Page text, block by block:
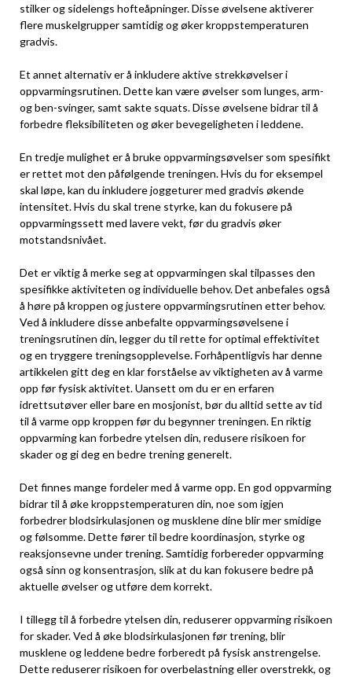
stilker og sidelengs hofteåpninger. Disse øvelsene aktiverer
flere muskelgrupper samtidig og øker kroppstemperaturen
gradvis.
Et annet alternativ er‌ å inkludere aktive strekkøvelser ⁤i
oppvarmingsrutinen. Dette kan være øvelser som lunges, arm-
og ben-svinger, samt sakte squats. ​Disse øvelsene bidrar til å
forbedre fleksibiliteten ‌og øker bevegeligheten i leddene.
En tredje ⁢mulighet er‌ å bruke oppvarmingsøvelser som spesifikt
er rettet mot den ⁣påfølgende treningen. Hvis ‌du for eksempel
skal løpe, kan du inkludere joggeturer med gradvis økende
intensitet. Hvis du skal trene styrke, kan ⁤du fokusere ⁤på
⁤oppvarmingssett med lavere vekt, før du gradvis øker
motstandsnivået.
Det er viktig å merke seg at​ oppvarmingen skal tilpasses den
spesifikke aktiviteten⁤ og individuelle behov. Det anbefales⁢ også
å ‍høre‍ på kroppen og justere ‌oppvarmingsrutinen etter behov.
Ved å inkludere disse anbefalte oppvarmingsøvelsene i
treningsrutinen din, legger du til rette for optimal effektivitet
og en tryggere treningsopplevelse. Forhåpentligvis har denne
artikkelen gitt deg en klar forståelse av viktigheten av å ‍varme
opp før fysisk aktivitet. Uansett om du er en erfaren
idrettsutøver ⁢eller bare​ en mosjonist, bør du alltid ⁣sette​ av tid
til å varme opp kroppen før du ‌begynner treningen.‍ En riktig
oppvarming⁢ kan forbedre ytelsen din, redusere risikoen for
skader og gi deg en bedre trening ‍generelt.
Det⁢ finnes mange fordeler med ‌å varme ​opp. En god‌ oppvarming
bidrar til⁢ å‍ øke kroppstemperaturen din, noe som igjen
forbedrer ⁢blodsirkulasjonen ⁣og ⁢musklene dine blir mer smidige
og følsomme. Dette fører til⁣ bedre koordinasjon, styrke⁣ og
reaksjonsevne under trening. Samtidig forbereder oppvarming
også sinn og konsentrasjon, slik at du kan fokusere bedre på
aktuelle øvelser og utføre dem korrekt.
I tillegg til å forbedre ⁣ytelsen din, reduserer oppvarming risikoen
for ​skader. Ved å øke blodsirkulasjonen før trening, blir⁢
musklene og⁤ leddene⁣ bedre forberedt på ⁤fysisk anstrengelse.⁣
Dette reduserer risikoen for overbelastning eller overstrekk, og